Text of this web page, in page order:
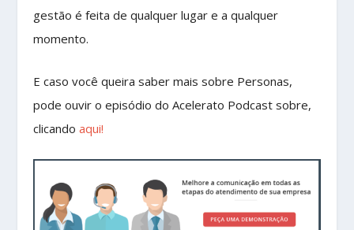
gestão é feita de qualquer lugar e a qualquer
momento.
E caso você queira saber mais sobre Personas,
pode ouvir o episódio do Acelerato Podcast sobre,
clicando aqui!